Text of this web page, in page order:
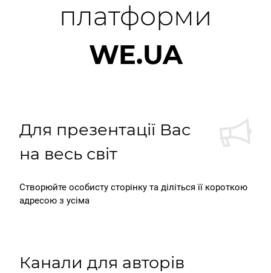
платформи
WE.UA
Для презентації Вас
на весь світ
Створюйте особисту сторінку та діліться її короткою
адресою з усіма
Канали для авторів